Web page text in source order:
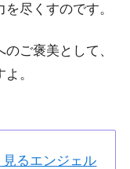
尽くすのです。
ご褒美として、
。
るエンジェル